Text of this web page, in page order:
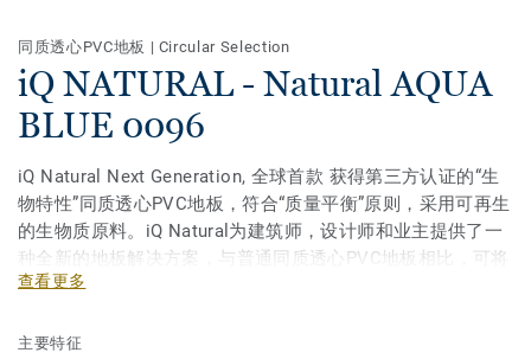
同质透心PVC地板 | Circular Selection
iQ NATURAL - Natural AQUA
BLUE 0096
iQ Natural Next Generation, 全球首款 获得第三方认证的“生
物特性”同质透心PVC地板，符合“质量平衡”原则，采用可再生
的生物质原料。iQ Natural为建筑师，设计师和业主提供了一
种全新的地板解决方案，与普通同质透心PVC地板相比，可将
温室气体排放量减少50％。 iQ Natural是市场上碳足迹最低的
查看更多
主要特征